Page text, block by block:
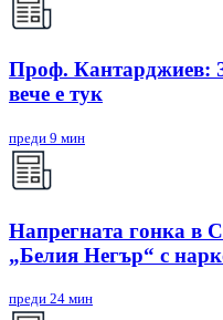
Проф. Кантарджиев:
вече е тук
преди 9 мин
Напрегната гонка в
„Белия Негър“ с
преди 24 мин